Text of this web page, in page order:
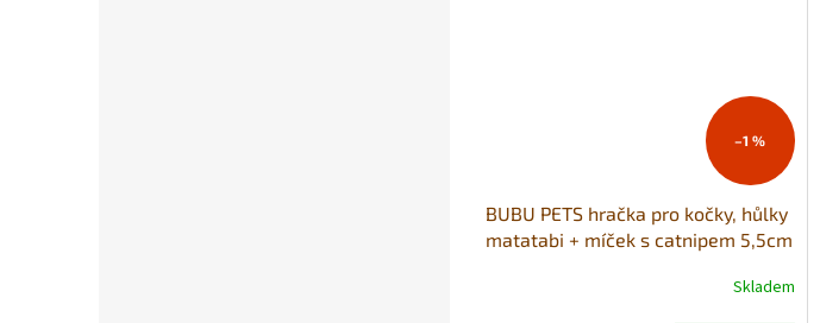
–1 %
BUBU PETS hračka pro kočky, hůlky
matatabi + míček s catnipem 5,5cm
Skladem